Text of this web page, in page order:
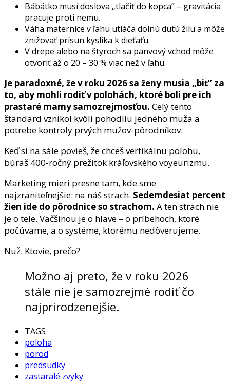
Bábätko musí doslova „tlačiť do kopca” – gravitácia
pracuje proti nemu.
Váha maternice v ľahu utláča dolnú dutú žilu a môže
znižovať prísun kyslíka k dieťaťu.
V drepe alebo na štyroch sa panvový vchod môže
otvoriť až o 20 – 30 % viac než v ľahu.
Je paradoxné, že v roku 2026 sa ženy musia „biť” za
to, aby mohli rodiť v polohách, ktoré boli pre ich
prastaré mamy samozrejmosťou. Celý tento
štandard vznikol kvôli pohodliu jedného muža a
potrebe kontroly prvých mužov-pôrodníkov.
Keď si na sále povieš, že chceš vertikálnu polohu,
búraš 400-ročný prežitok kráľovského voyeurizmu.
Marketing mieri presne tam, kde sme
najzraniteľnejšie: na náš strach. Sedemdesiat percent
žien ide do pôrodnice so strachom. A ten strach nie
je o tele. Väčšinou je o hlave – o príbehoch, ktoré
počúvame, a o systéme, ktorému nedôverujeme.
Nuž. Ktovie, prečo?
Možno aj preto, že v roku 2026
stále nie je samozrejmé rodiť čo
najprirodzenejšie.
TAGS
poloha
porod
predsudky
zastaralé zvyky